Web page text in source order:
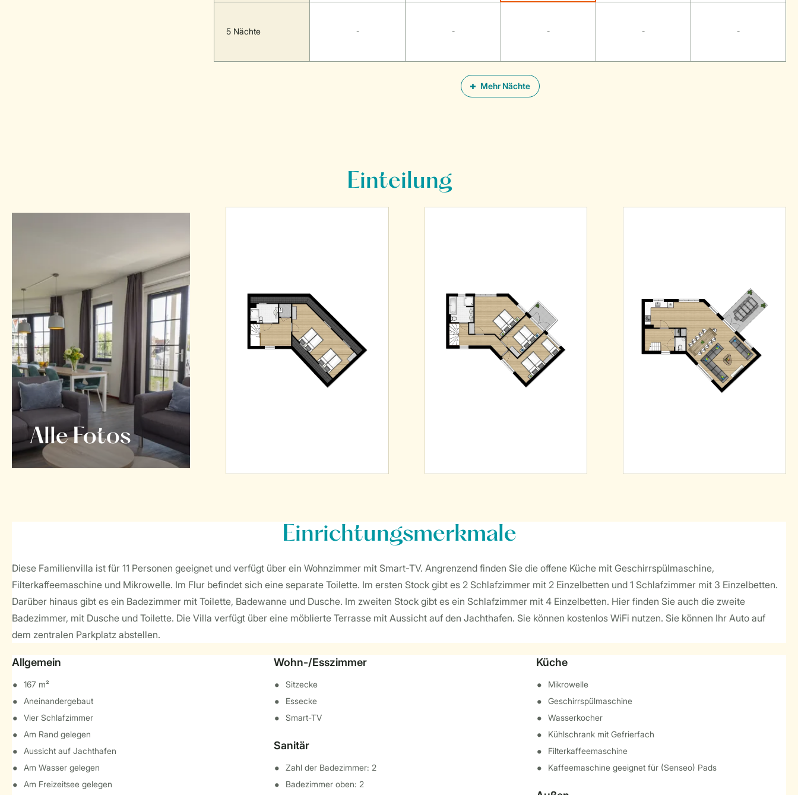
Mehr Nächte
5 Nächte - - - - -
Einteilung
Alle Fotos
Einrichtungsmerkmale
Diese Familienvilla ist für 11 Personen geeignet und verfügt über ein Wohnzimmer mit Smart-TV. Angrenzend finden Sie die offene Küche mit Geschirrspülmaschine,
Filterkaffeemaschine und Mikrowelle. Im Flur befindet sich eine separate Toilette. Im ersten Stock gibt es 2 Schlafzimmer mit 2 Einzelbetten und 1 Schlafzimmer mit 3 Einzelbetten.
Darüber hinaus gibt es ein Badezimmer mit Toilette, Badewanne und Dusche. Im zweiten Stock gibt es ein Schlafzimmer mit 4 Einzelbetten. Hier finden Sie auch die zweite
Badezimmer, mit Dusche und Toilette. Die Villa verfügt über eine möblierte Terrasse mit Aussicht auf den Jachthafen. Sie können kostenlos WiFi nutzen. Sie können Ihr Auto auf
dem zentralen Parkplatz abstellen.
Allgemein
167 m²
Aneinandergebaut
Vier Schlafzimmer
Am Rand gelegen
Aussicht auf Jachthafen
Am Wasser gelegen
Am Freizeitsee gelegen
Wohn-/Esszimmer
Sitzecke
Essecke
Smart-TV
Sanitär
Zahl der Badezimmer: 2
Badezimmer oben: 2
Küche
Mikrowelle
Geschirrspülmaschine
Wasserkocher
Kühlschrank mit Gefrierfach
Filterkaffeemaschine
Kaffeemaschine geeignet für (Senseo) Pads